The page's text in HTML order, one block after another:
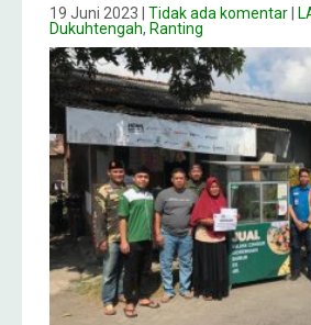
19 Juni 2023 Tidak ada komentar
Dukuhtengah, Ranting